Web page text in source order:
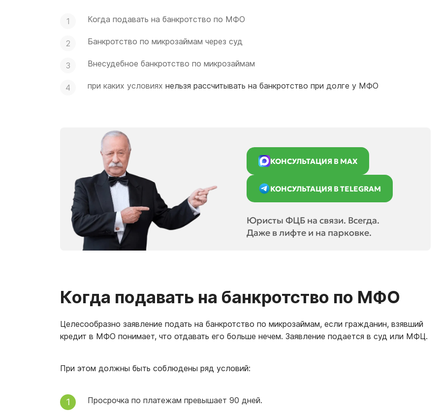
Когда подавать на банкротство по МФО
Банкротство по микрозаймам через суд
Внесудебное банкротство по микрозаймам
при каких условиях нельзя рассчитывать на банкротство при долге у МФО
КОНСУЛЬТАЦИЯ В MAX
КОНСУЛЬТАЦИЯ В TELEGRAM
Юристы ФЦБ на связи. Всегда.
Даже в лифте и на парковке.
Когда подавать на банкротство по МФО
Целесообразно заявление подать на банкротство по микрозаймам, если гражданин, взявший
кредит в МФО понимает, что отдавать его больше нечем. Заявление подается в суд или МФЦ.
При этом должны быть соблюдены ряд условий:
Просрочка по платежам превышает 90 дней.